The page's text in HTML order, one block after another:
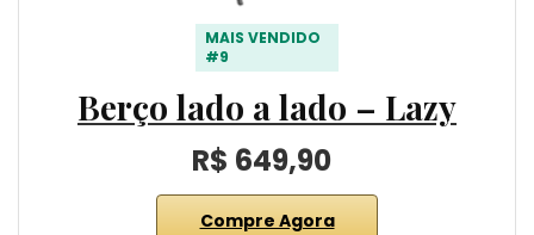
MAIS VENDIDO
#9
Berço lado a lado – Lazy
R$ 649,90
Compre Agora